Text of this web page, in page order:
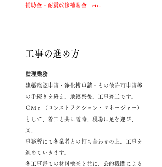
補助金・ 耐震改修補助金 etc.
工事の進め方
監理業務
建築確認申請・浄化槽申請・その他許可申請等
の手続きを終え、地鎮祭後、工事着工です。
ＣＭｒ（コンストラクション・マネージャー）
として、着工と共に随時、現場に足を運び、
又、
事務所にて各業者との打ち合わせの上、工事を
進めていきます。
各工事毎での材料検査と共に、公的機関による